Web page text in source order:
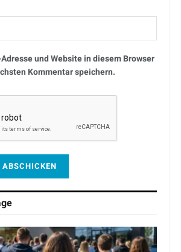
und Website in diesem Browser
Kommentar speichern.